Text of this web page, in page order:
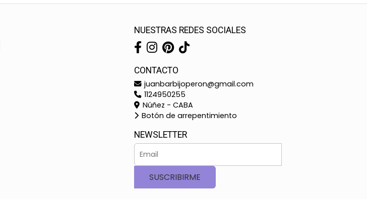
NUESTRAS REDES SOCIALES
CONTACTO
juanbarbijoperon@gmail.com
1124950255
Núñez - CABA
Botón de arrepentimiento
NEWSLETTER
SUSCRIBIRME